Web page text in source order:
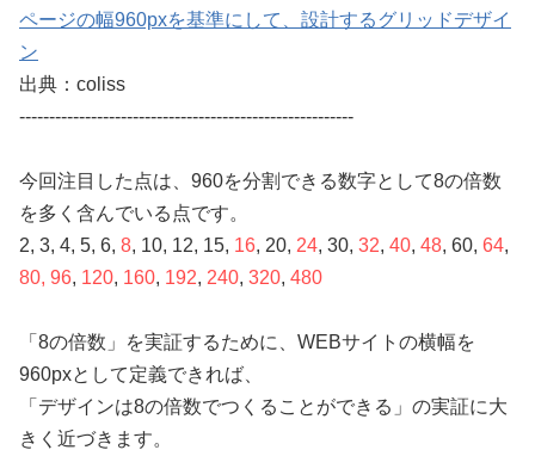
ページの幅960pxを基準にして、設計するグリッドデザイ
ン
出典：coliss
--------------------------------------------------------
今回注目した点は、960を分割できる数字として8の倍数
を多く含んでいる点です。
2, 3, 4, 5, 6, 8, 10, 12, 15, 16, 20, 24, 30, 32, 40, 48, 60, 64,
80, 96, 120, 160, 192, 240, 320, 480
「8の倍数」を実証するために、WEBサイトの横幅を
960pxとして定義できれば、
「デザインは8の倍数でつくることができる」の実証に大
きく近づきます。